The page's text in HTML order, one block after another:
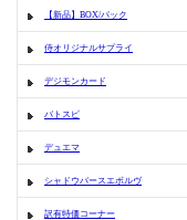
【新品】BOX/パック
侍オリジナルサプライ
デジモンカード
バトスピ
デュエマ
シャドウバースエボルヴ
訳有特価コーナー